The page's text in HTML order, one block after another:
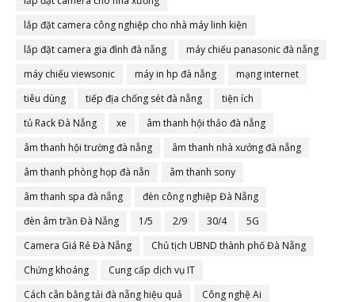
lắp đặt camera công nghiệp cho nhà máy linh kiện
lắp đặt camera gia đình đà nẵng
máy chiếu panasonic đà nẵng
máy chiếu viewsonic
máy in hp đà nẵng
mạng internet
tiêu dùng
tiếp địa chống sét đà nẵng
tiện ích
tủ Rack Đà Nẵng
xe
âm thanh hội thảo đà nẵng
âm thanh hội trường đà nẵng
âm thanh nhà xưởng đà nẵng
âm thanh phòng họp đà nẵn
âm thanh sony
âm thanh spa đà nẵng
đèn công nghiệp Đà Nẵng
đèn âm trần Đà Nẵng
1/5 2/9 30/4
5G
Camera Giá Rẻ Đà Nẵng
Chủ tịch UBND thành phố Đà Nẵng
Chứng khoáng
Cung cấp dịch vụ IT
Cách cân bằng tải đà nẵng hiệu quả
Công nghệ Ai